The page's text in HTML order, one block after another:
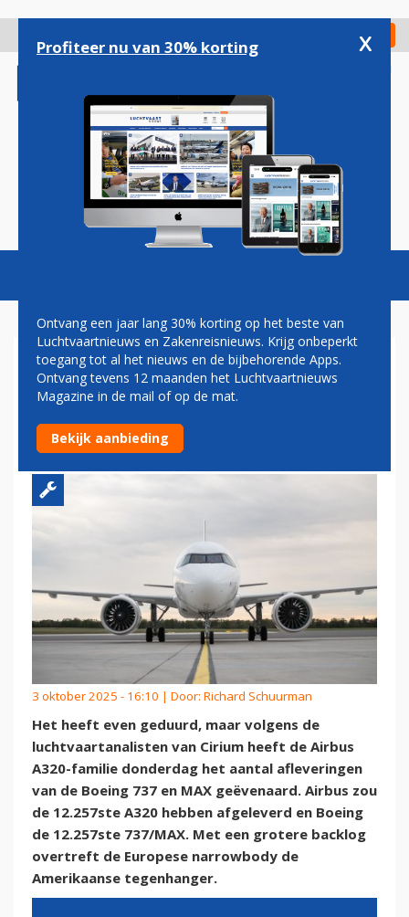
gaan
Check in
Magazine Podcasts Vacatures
AIRBUS EVENAART BOEING:
AIRBUS A320-SERIE NET ZO
VAAK GELEVERD ALS 737
3 oktober 2025 - 16:10 | Door: Richard Schuurman
Het heeft even geduurd, maar volgens de
luchtvaartanalisten van Cirium heeft de Airbus
A320-familie donderdag het aantal afleveringen
van de Boeing 737 en MAX geëvenaard. Airbus zou
de 12.257ste A320 hebben afgeleverd en Boeing
de 12.257ste 737/MAX. Met een grotere backlog
overtreft de Europese narrowbody de
Amerikaanse tegenhanger.
Profiteer nu van 30% korting x
Ontvang een jaar lang 30% korting op het beste van
Luchtvaartnieuws en Zakenreisnieuws. Krijg onbeperkt
toegang tot al het nieuws en de bijbehorende Apps.
Ontvang tevens 12 maanden het Luchtvaartnieuws
Magazine in de mail of op de mat.
Bekijk aanbieding